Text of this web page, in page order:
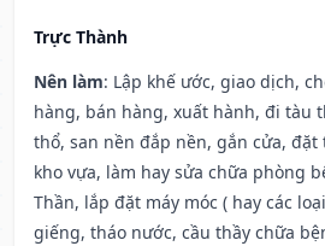
Trực Thành
Nên làm: Lập khế ước, giao dịch,
hàng, bán hàng, xuất hành, đi tàu
thổ, san nền đắp nền, gắn cửa, đặt
kho vựa, làm hay sửa chữa phòng
Thần, lắp đặt máy móc ( hay các
giếng, tháo nước, cầu thầy chữa